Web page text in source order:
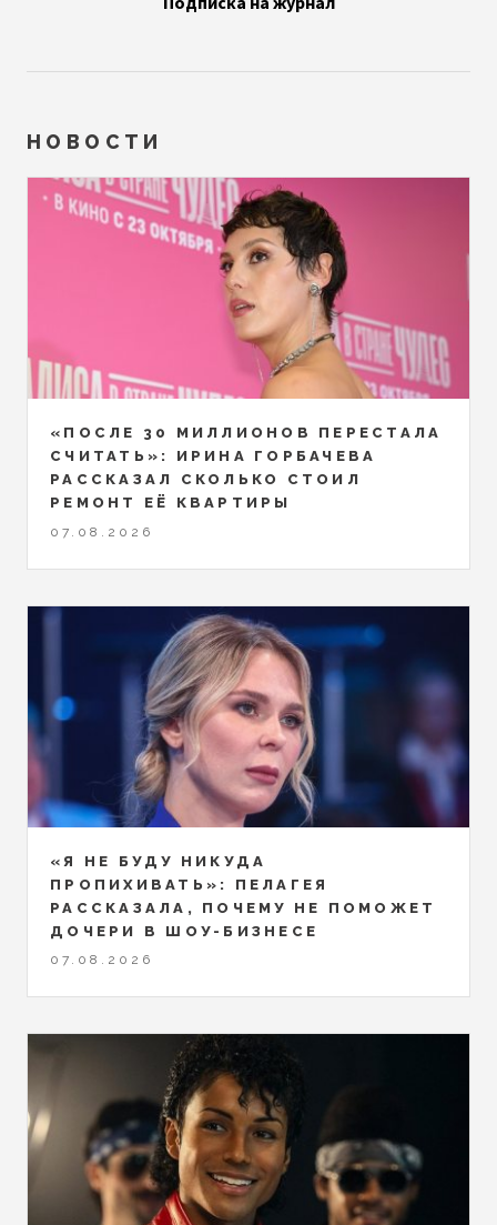
НОВОСТИ
«ПОСЛЕ 30 МИЛЛИОНОВ ПЕРЕСТАЛА
СЧИТАТЬ»: ИРИНА ГОРБАЧЕВА
РАССКАЗАЛ СКОЛЬКО СТОИЛ
РЕМОНТ ЕЁ КВАРТИРЫ
07.08.2026
«Я НЕ БУДУ НИКУДА
ПРОПИХИВАТЬ»: ПЕЛАГЕЯ
РАССКАЗАЛА, ПОЧЕМУ НЕ ПОМОЖЕТ
ДОЧЕРИ В ШОУ-БИЗНЕСЕ
07.08.2026